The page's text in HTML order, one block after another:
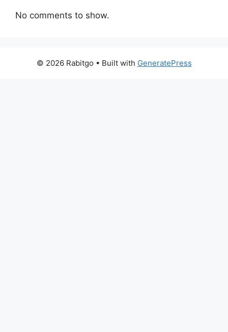
No comments to show.
© 2026 Rabitgo • Built with GeneratePress